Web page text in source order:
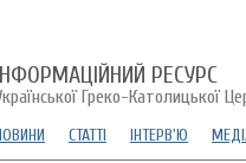
РЕСУРС
Греко-Католицької
СТАТТІ ІНТЕРВ'Ю